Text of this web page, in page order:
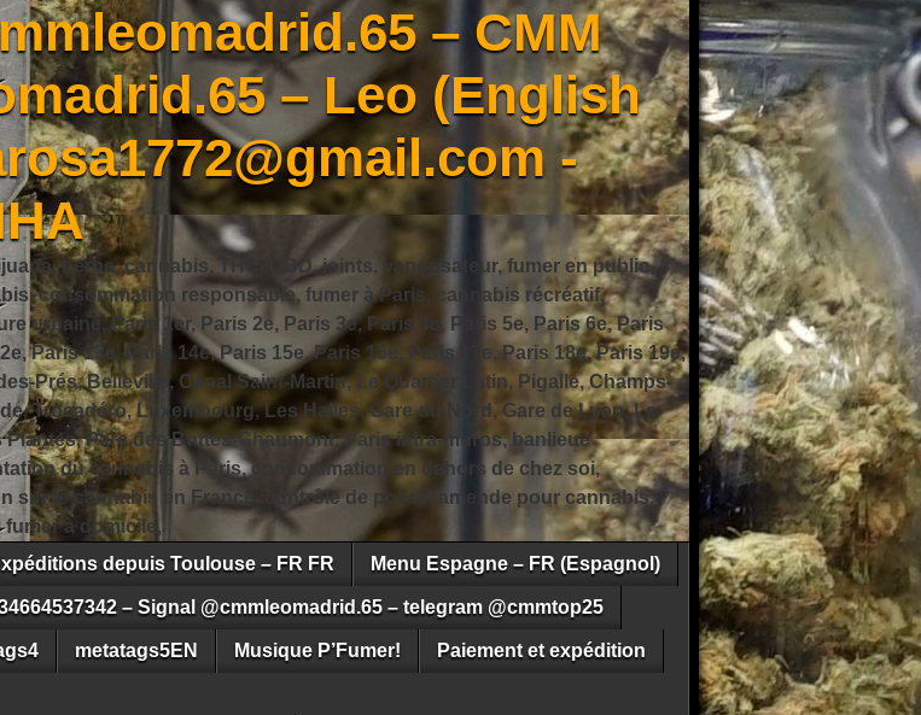
– CMM
– Leo (English
-
herbe, cannabis, THC, CBD, joints, vaporisateur, fumer en public,
consommation responsable, fumer à Paris, cannabis récréatif,
urbaine, Paris 1er, Paris 2e, Paris 3e, Paris 4e, Paris 5e, Paris 6e, Paris
Paris 13e, Paris 14e, Paris 15e, Paris 16e, Paris 17e, Paris 18e, Paris 19e,
Prés, Belleville, Canal Saint-Martin, Le Quartier Latin, Pigalle, Champs-
Trocadéro, Luxembourg, Les Halles, Gare du Nord, Gare de Lyon, La
Parc des Buttes-Chaumont, Paris intra-muros, banlieue
du cannabis à Paris, consommation en dehors de chez soi,
sur le cannabis en France, contrôle de police, amende pour cannabis,
à domicile,
depuis Toulouse – FR FR Menu Espagne – FR (Espagnol)
– Signal @cmmleomadrid.65 – telegram @cmmtop25
metatags5EN Musique P’Fumer! Paiement et expédition